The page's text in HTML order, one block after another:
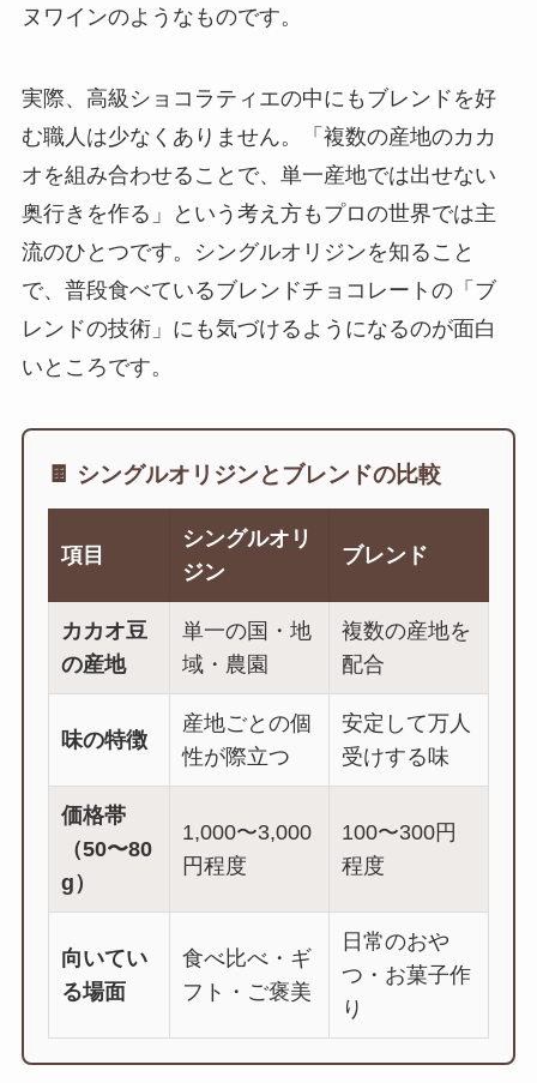
ヌワインのようなものです。
実際、高級ショコラティエの中にもブレンドを好
む職人は少なくありません。「複数の産地のカカ
オを組み合わせることで、単一産地では出せない
奥行きを作る」という考え方もプロの世界では主
流のひとつです。シングルオリジンを知ること
で、普段食べているブレンドチョコレートの「ブ
レンドの技術」にも気づけるようになるのが面白
いところです。
🍫 シングルオリジンとブレンドの比較
項目
シングルオリ
ジン
ブレンド
カカオ豆
の産地
単一の国・地
域・農園
複数の産地を
配合
味の特徴
産地ごとの個
性が際立つ
安定して万人
受けする味
価格帯
（50〜80
g）
1,000〜3,000
円程度
100〜300円
程度
向いてい
る場面
食べ比べ・ギ
フト・ご褒美
日常のおや
つ・お菓子作
り